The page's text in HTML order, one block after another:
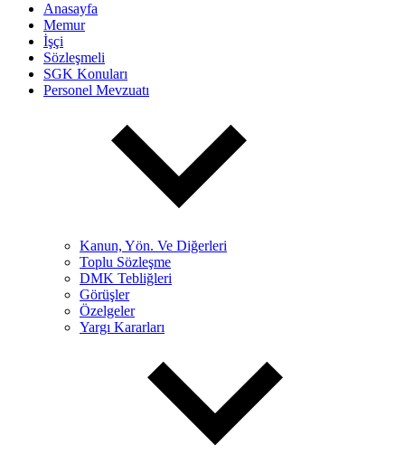
Anasayfa
Memur
İşçi
Sözleşmeli
SGK Konuları
Personel Mevzuatı
Kanun, Yön. Ve Diğerleri
Toplu Sözleşme
DMK Tebliğleri
Görüşler
Özelgeler
Yargı Kararları